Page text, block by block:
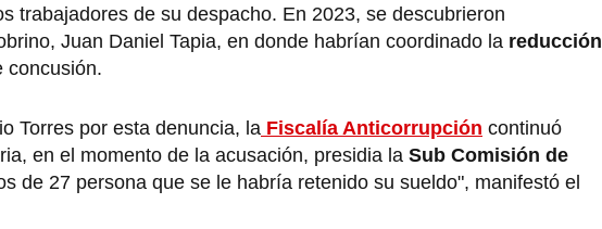
trabajadores de su despacho. En 2023, se descubrieron
Juan Daniel Tapia, en donde habrían coordinado la reducción
concusión.
Torres por esta denuncia, la Fiscalía Anticorrupción continuó
en el momento de la acusación, presidia la Sub Comisión de
de 27 persona que se le habría retenido su sueldo", manifestó el